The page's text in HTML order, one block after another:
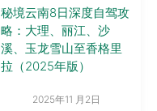
秘境云南8日深度自驾攻
略：大理、丽江、沙
溪、玉龙雪山至香格里
拉（2025年版）
2025年11 月2日